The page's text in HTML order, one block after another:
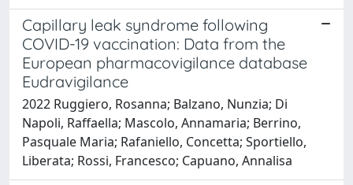
Capillary leak syndrome following
COVID-19 vaccination: Data from the
European pharmacovigilance database
Eudravigilance
2022 Ruggiero, Rosanna; Balzano, Nunzia; Di
Napoli, Raffaella; Mascolo, Annamaria; Berrino,
Pasquale Maria; Rafaniello, Concetta; Sportiello,
Liberata; Rossi, Francesco; Capuano, Annalisa